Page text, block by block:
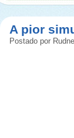
A pior
Postado por